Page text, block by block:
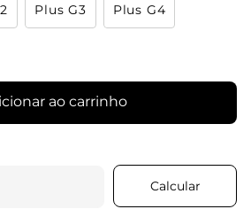
Plus G3 Plus G4
ao carrinho